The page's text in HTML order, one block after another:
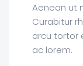
Aenean ut
Curabitur
arcu tortor
ac lorem.